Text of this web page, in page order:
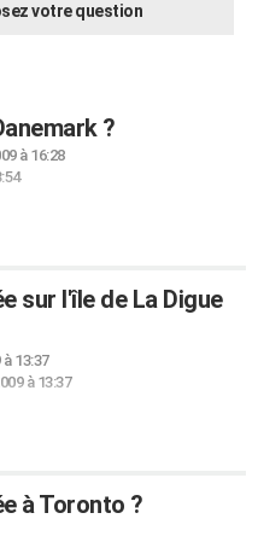
votre question
?
à 16:28
sur l'île de La Digue
à 13:37
à 13:37
à Toronto ?